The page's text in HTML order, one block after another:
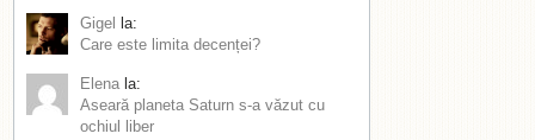
Gigel
la:
Care este limita decenței?
Elena la:
Aseară planeta Saturn s-a văzut cu
ochiul liber